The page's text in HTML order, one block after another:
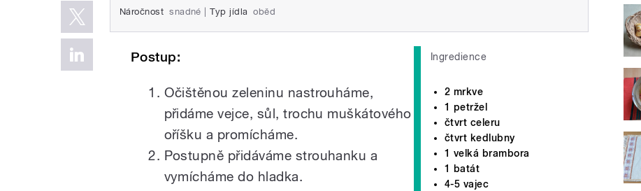
Náročnost snadné Typ jídla oběd
Ingredience
2 mrkve
1 petržel
čtvrt celeru
čtvrt kedlubny
1 velká brambora
1 batát
4-5 vajec
Postup:
Očištěnou zeleninu nastrouháme,
přidáme vejce, sůl, trochu muškátového
oříšku a promícháme.
Postupně přidáváme strouhanku a
vymícháme do hladka.